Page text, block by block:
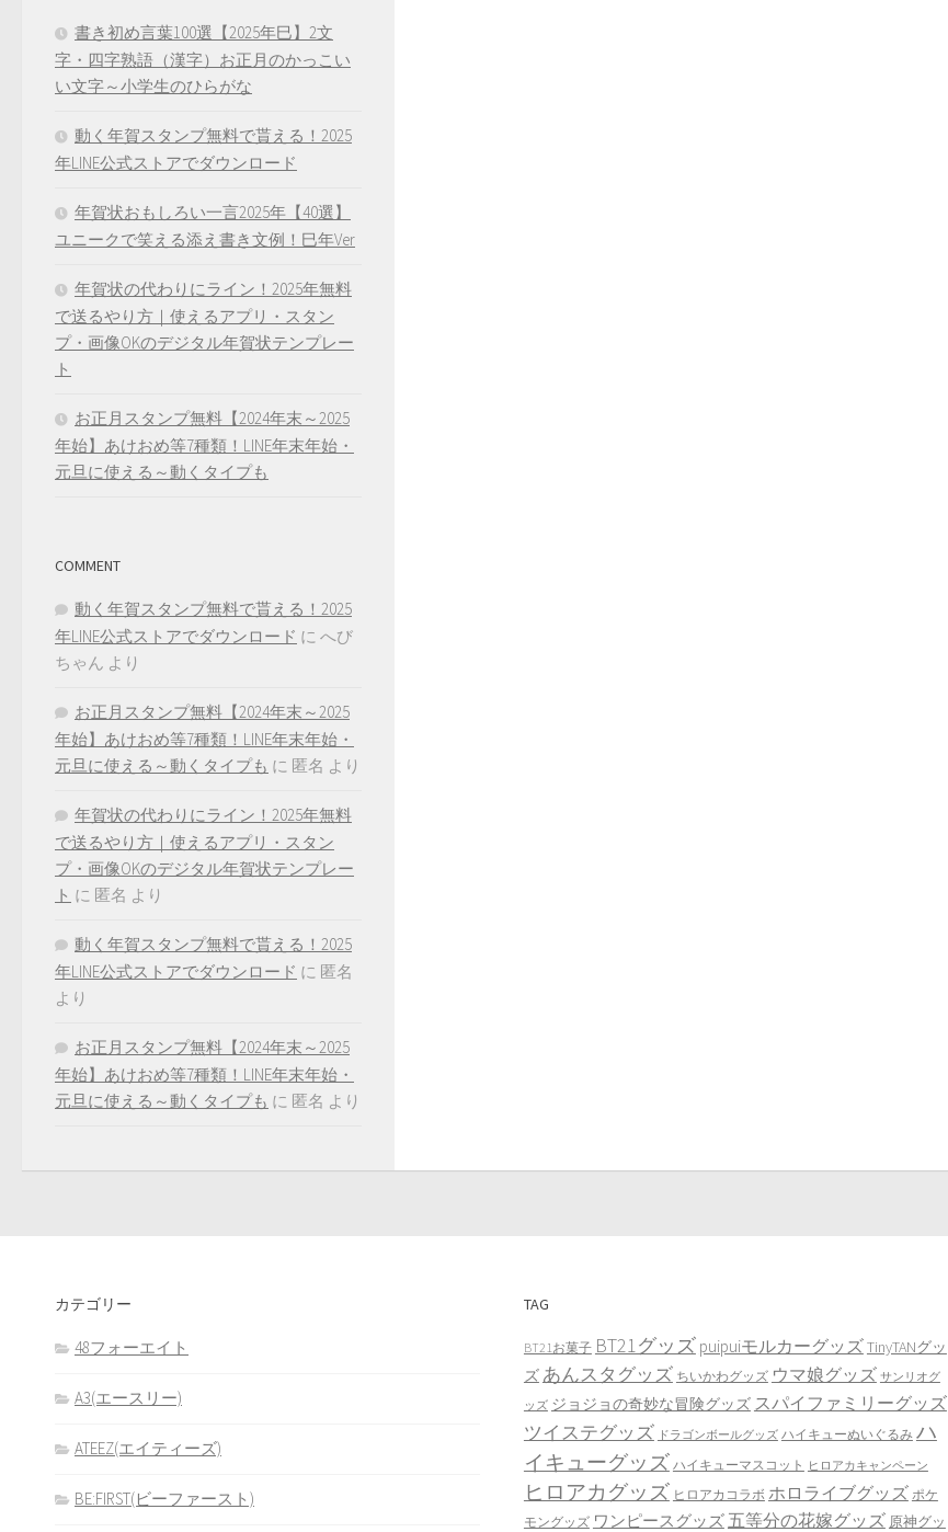
書き初め言葉100選【2025年巳】2文
字・四字熟語（漢字）お正月のかっこい
い文字～小学生のひらがな
動く年賀スタンプ無料で貰える！2025
年LINE公式ストアでダウンロード
年賀状おもしろい一言2025年【40選】
ユニークで笑える添え書き文例！巳年Ver
年賀状の代わりにライン！2025年無料
で送るやり方｜使えるアプリ・スタン
プ・画像OKのデジタル年賀状テンプレー
ト
お正月スタンプ無料【2024年末～2025
年始】あけおめ等7種類！LINE年末年始・
元旦に使える～動くタイプも
COMMENT
動く年賀スタンプ無料で貰える！2025
年LINE公式ストアでダウンロード に へび
ちゃん より
お正月スタンプ無料【2024年末～2025
年始】あけおめ等7種類！LINE年末年始・
元旦に使える～動くタイプも に 匿名 より
年賀状の代わりにライン！2025年無料
で送るやり方｜使えるアプリ・スタン
プ・画像OKのデジタル年賀状テンプレー
ト に 匿名 より
動く年賀スタンプ無料で貰える！2025
年LINE公式ストアでダウンロード に 匿名
より
お正月スタンプ無料【2024年末～2025
年始】あけおめ等7種類！LINE年末年始・
元旦に使える～動くタイプも に 匿名 より
カテゴリー
48フォーエイト
A3(エースリー)
ATEEZ(エイティーズ)
BE:FIRST(ビーファースト)
TAG
BT21お菓子 BT21グッズ puipuiモルカーグッズTinyTANグッ
ズ あんスタグッズ ちいかわグッズ ウマ娘グッズ サンリオグ
ッズ ジョジョの奇妙な冒険グッズ スパイファミリーグッズ
ツイステグッズ ドラゴンボールグッズ ハイキューぬいぐるみ ハ
イキューグッズ ハイキューマスコット ヒロアカキャンペーン
ヒロアカグッズ ヒロアカコラボ ホロライブグッズ ポケ
モングッズ ワンピースグッズ 五等分の花嫁グッズ 原神グッ